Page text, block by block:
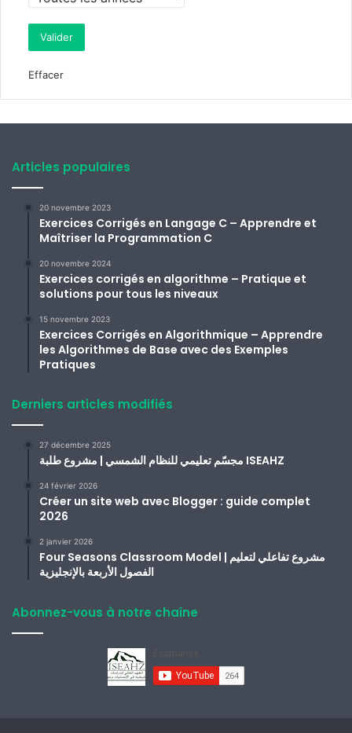
Effacer
Articles populaires
20 novembre 2023
Exercices Corrigés en Langage C – Apprendre et
Maîtriser la Programmation C
20 novembre 2024
Exercices corrigés en algorithme – Pratique et
solutions pour tous les niveaux
15 novembre 2023
Exercices Corrigés en Algorithmique – Apprendre
les Algorithmes de Base avec des Exemples
Pratiques
Derniers articles modifiés
27 décembre 2025
مجسّم تعليمي للنظام الشمسي | مشروع طلبة ISEAHZ
24 février 2026
Créer un site web avec Blogger : guide complet
2026
2 janvier 2026
Four Seasons Classroom Model | مشروع تفاعلي لتعليم
الفصول الأربعة بالإنجليزية
Abonnez-vous à notre chaîne